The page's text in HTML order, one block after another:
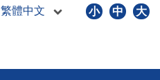
繁體中文 小 中 大